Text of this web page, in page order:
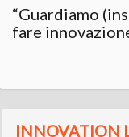
“Guardiamo
fare
INNOVATION